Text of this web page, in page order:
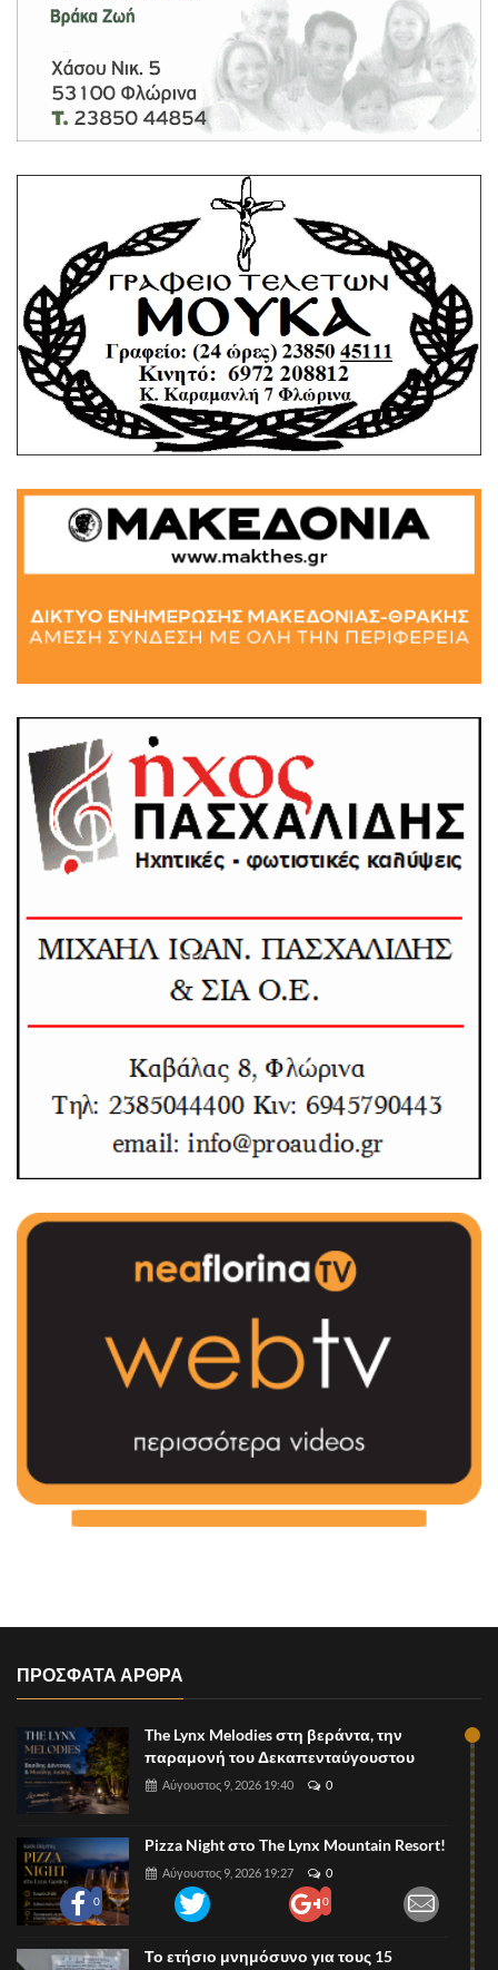
0 0
ΠΡΟΣΦΑΤΑ ΑΡΘΡΑ
The Lynx Melodies στη βεράντα, την
παραμονή του Δεκαπενταύγουστου
Αύγουστος 9, 2026 19:40 0
Pizza Night στο The Lynx Mountain Resort!
Αύγουστος 9, 2026 19:27 0
Το ετήσιο μνημόσυνο για τους 15